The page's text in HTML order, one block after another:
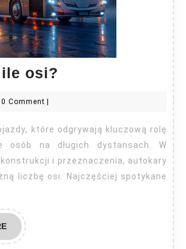
osi?
0 Comment
osób na długich dystansach. W
i przeznaczenia, autokary
liczbę osi. Najczęściej spotykane
READ
MORE